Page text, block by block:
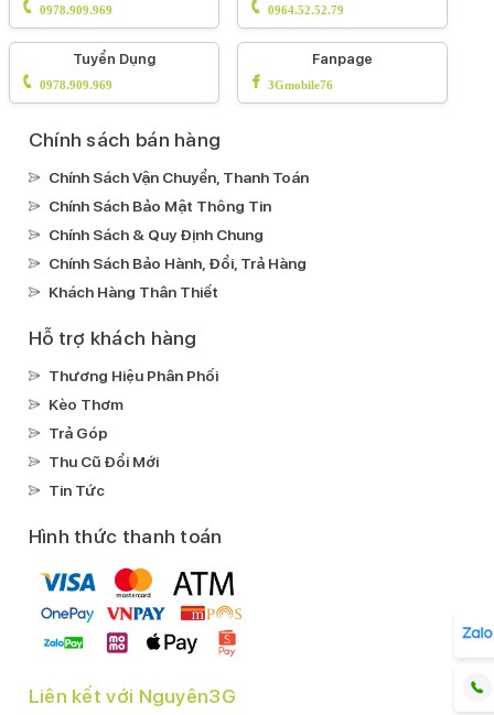
Tiện ích
Bảo mật nâng cao:
Mở khoá khuôn mặt Face ID
Âm thanh Dolby Atmos
màn hình (Center Stage)Phát hiện va chạm (Crash
Detection)Màn hình luôn hiển thị AOD
để tìm kiếmHDR10+HDR10
thanh Dolby Digital PlusCông nghệ True ToneCông
nghệ HLGCông nghê âm thanh Dolby Digital
IP68
Ghi âm mặc địnhGhi âm cuộc gọi
Xem phim:
Nghe nhạc:
MP3
FLACApple LosslessAPAC
Kết nối
Mạng di động:
0978.909.969 0964.52.52.79
Tuyển Dụng
0978.909.969
Fanpage
3Gmobile76
Chính sách bán hàng
Chính Sách Vận Chuyển, Thanh Toán
Chính Sách Bảo Mật Thông Tin
Chính Sách & Quy Định Chung
Chính Sách Bảo Hành, Đổi, Trả Hàng
Khách Hàng Thân Thiết
Hỗ trợ khách hàng
Thương Hiệu Phân Phối
Kèo Thơm
Trả Góp
Thu Cũ Đổi Mới
Tin Tức
Hình thức thanh toán
Liên kết với Nguyên3G